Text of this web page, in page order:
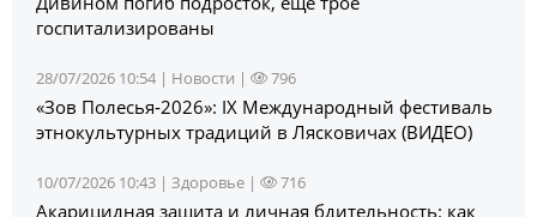
госпитализированы
28/07/2026 10:54 | Новости | 796
«Зов Полесья‑2026»: IX Международный фестиваль
этнокультурных традиций в Лясковичах (ВИДЕО)
10/07/2026 10:43 | Здоровье | 716
Акарицидная защита и личная бдительность: как